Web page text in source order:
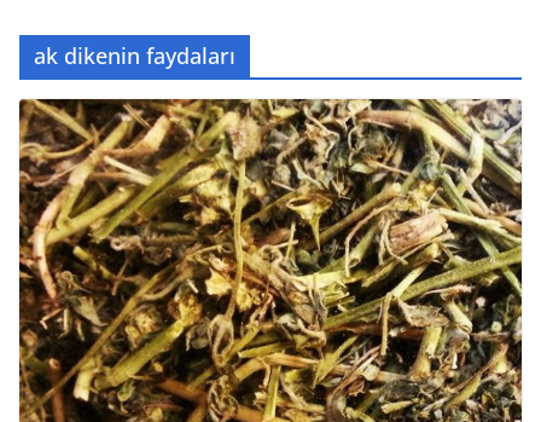
ak dikenin faydaları